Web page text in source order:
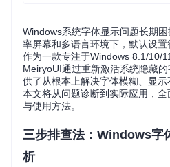
Windows系统字体显示问题长期
率屏幕和多语言环境下，默认设置
作为一款专注于Windows 8.1/10/
MeiryoUI通过重新激活系统隐藏
供了从根本上解决字体模糊、显示
本文将从问题诊断到实际应用，
与使用方法。
三步排查法：Windows字
析